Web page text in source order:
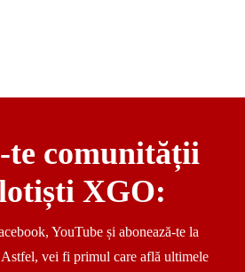
comunității
XGO:
YouTube și abonează-te la
vei fi primul care află ultimele